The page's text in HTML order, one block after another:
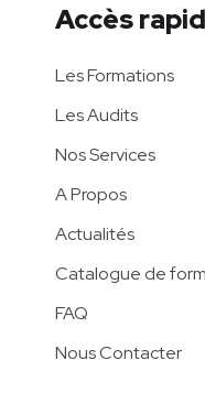
Accès
Les Formations
Les Audits
Nos Services
A Propos
Actualités
Catalogue de
FAQ
Nous Contacter